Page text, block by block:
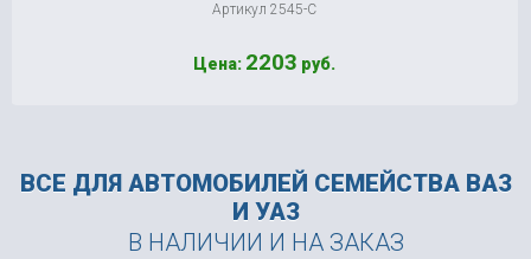
Артикул 2545-С
Цена: 2203 руб.
ВСЕ ДЛЯ АВТОМОБИЛЕЙ СЕМЕЙСТВА ВАЗ
И УАЗ
В НАЛИЧИИ И НА ЗАКАЗ